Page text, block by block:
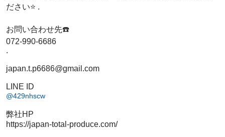
ださい⭐️ .
お問い合わせ先☎️
072-990-6686
.
japan.t.p6686@gmail.com
LINE ID
@429nhscw
弊社HP
https://japan-total-produce.com/